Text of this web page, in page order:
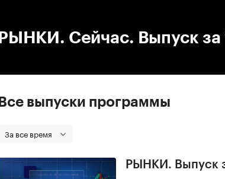
РЫНКИ. Сейчас. Выпуск за
Все выпуски программы
За все время
РЫНКИ. Выпуск